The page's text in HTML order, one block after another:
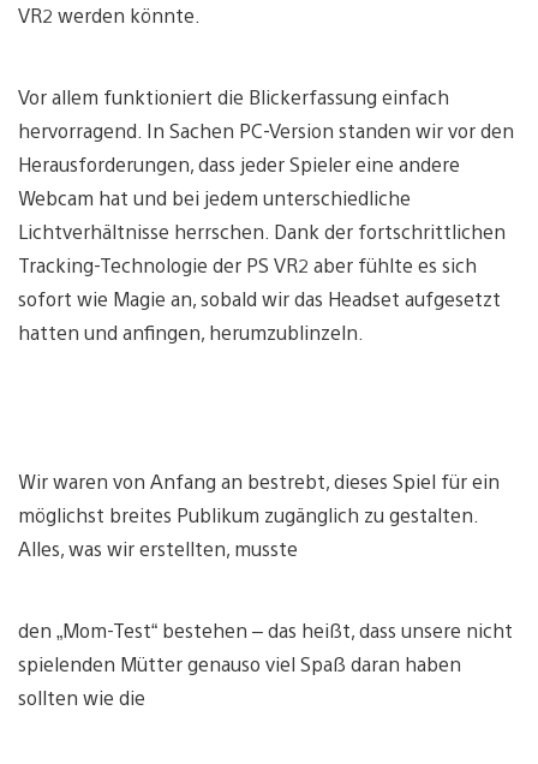
VR2 werden könnte.
Vor allem funktioniert die Blickerfassung einfach
hervorragend. In Sachen PC-Version standen wir vor den
Herausforderungen, dass jeder Spieler eine andere
Webcam hat und bei jedem unterschiedliche
Lichtverhältnisse herrschen. Dank der fortschrittlichen
Tracking-Technologie der PS VR2 aber fühlte es sich
sofort wie Magie an, sobald wir das Headset aufgesetzt
hatten und anfingen, herumzublinzeln.
Wir waren von Anfang an bestrebt, dieses Spiel für ein
möglichst breites Publikum zugänglich zu gestalten.
Alles, was wir erstellten, musste
den „Mom-Test“ bestehen – das heißt, dass unsere nicht
spielenden Mütter genauso viel Spaß daran haben
sollten wie die